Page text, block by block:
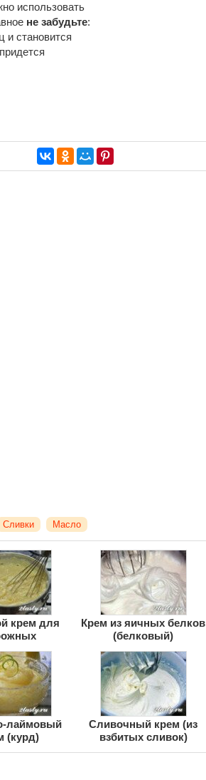
использовать
не забудьте:
и становится
Сливки Масло
крем для
Крем из яичных белков
(белковый)
лаймовый
(курд)
Сливочный крем (из
взбитых сливок)